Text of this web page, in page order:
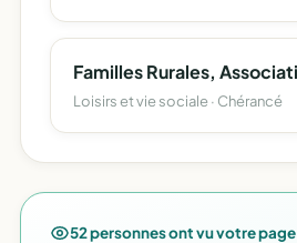
Loisirs et vie sociale · Chérancé
52 personnes ont vu votre page